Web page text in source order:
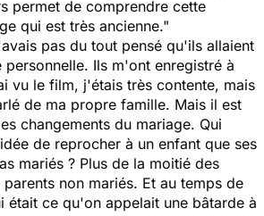
permet de comprendre cette
qui est très ancienne."
pas du tout pensé qu'ils allaient
personnelle. Ils m'ont enregistré à
vu le film, j'étais très contente, mais
de ma propre famille. Mais il est
changements du mariage. Qui
de reprocher à un enfant que ses
mariés ? Plus de la moitié des
non mariés. Et au temps de
était ce qu'on appelait une bâtarde à